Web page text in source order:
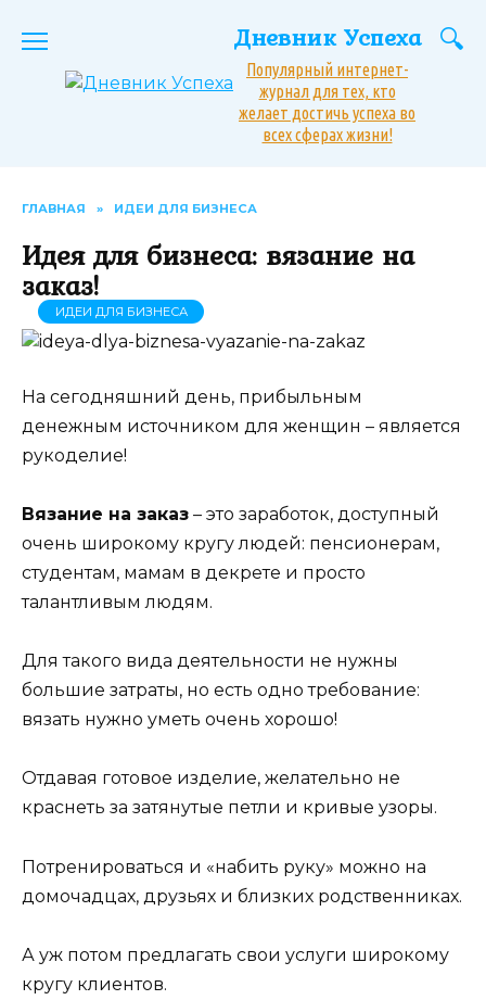
Дневник Успеха
Популярный интернет-
журнал для тех, кто
желает достичь успеха во
всех сферах жизни!
ГЛАВНАЯ » ИДЕИ ДЛЯ БИЗНЕСА
Идея для бизнеса: вязание на
заказ!
ИДЕИ ДЛЯ БИЗНЕСА
На сегодняшний день, прибыльным
денежным источником для женщин – является
рукоделие!
Вязание на заказ – это заработок, доступный
очень широкому кругу людей: пенсионерам,
студентам, мамам в декрете и просто
талантливым людям.
Для такого вида деятельности не нужны
большие затраты, но есть одно требование:
вязать нужно уметь очень хорошо!
Отдавая готовое изделие, желательно не
краснеть за затянутые петли и кривые узоры.
Потренироваться и «набить руку» можно на
домочадцах, друзьях и близких родственниках.
А уж потом предлагать свои услуги широкому
кругу клиентов.